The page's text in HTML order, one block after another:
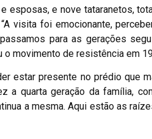
esposas, e nove tataranetos,
visita foi emocionante,
para as gerações
o movimento de resistência em
estar presente no prédio que
a quarta geração da família,
a mesma. Aqui estão as